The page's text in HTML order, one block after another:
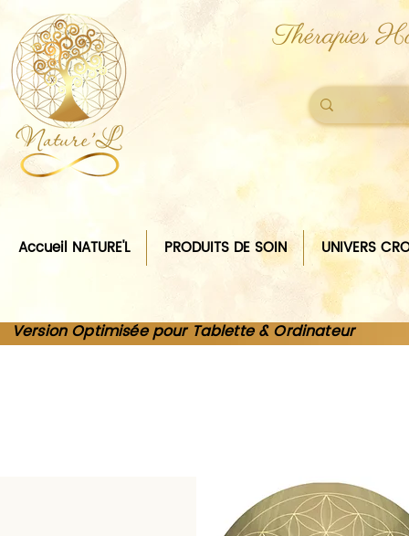
Thérapies
Accueil NATURE'L PRODUITS DE SOIN UNIVERS
Version Optimisée pour Tablette & Ordinateur